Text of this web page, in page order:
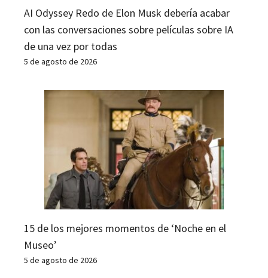
AI Odyssey Redo de Elon Musk debería acabar
con las conversaciones sobre películas sobre IA
de una vez por todas
5 de agosto de 2026
15 de los mejores momentos de ‘Noche en el
Museo’
5 de agosto de 2026